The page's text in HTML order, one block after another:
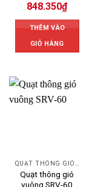
848.350₫
THÊM VÀO
GIỎ HÀNG
Quạt thông gió
vuông SRV-60